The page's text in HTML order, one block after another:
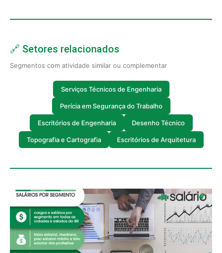
🔗 Setores relacionados
Segmentos com atividade similar ou complementar
Serviços Técnicos de Engenharia
Perícia em Segurança do Trabalho
Escritórios de Engenharia Desenho Técnico
Topografia e Cartografia Escritórios de Arquitetura